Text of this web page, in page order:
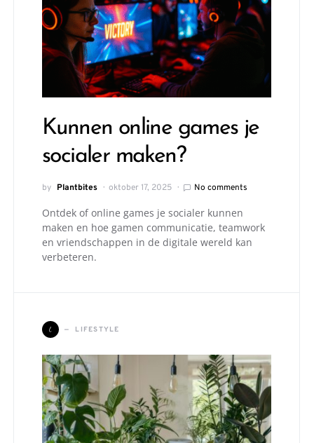
Kunnen online games je
socialer maken?
by Plantbites oktober 17, 2025 No comments
Ontdek of online games je socialer kunnen
maken en hoe gamen communicatie, teamwork
en vriendschappen in de digitale wereld kan
verbeteren.
L LIFESTYLE